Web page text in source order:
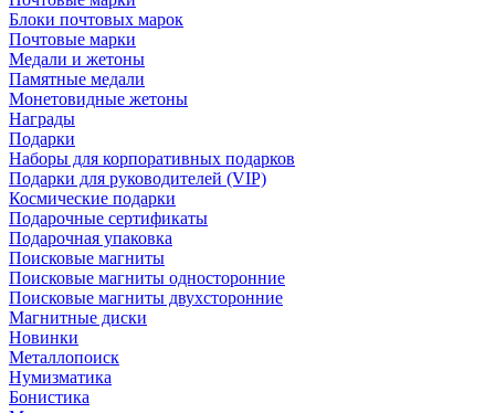
Блоки почтовых марок
Почтовые марки
Медали и жетоны
Памятные медали
Монетовидные жетоны
Награды
Подарки
Наборы для корпоративных подарков
Подарки для руководителей (VIP)
Космические подарки
Подарочные сертификаты
Подарочная упаковка
Поисковые магниты
Поисковые магниты односторонние
Поисковые магниты двухсторонние
Магнитные диски
Новинки
Металлопоиск
Нумизматика
Бонистика